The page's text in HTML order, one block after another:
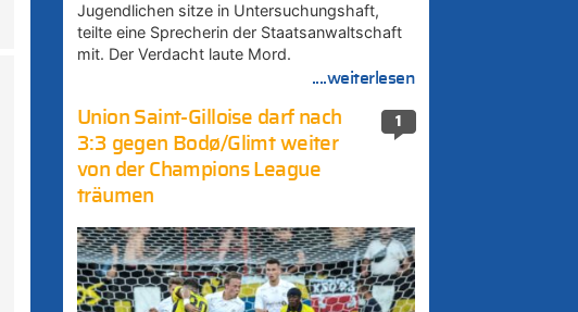
Jugendlichen sitze in Untersuchungshaft,
teilte eine Sprecherin der Staatsanwaltschaft
mit. Der Verdacht laute Mord.
....weiterlesen
1
Union Saint-Gilloise darf nach
3:3 gegen Bodø/Glimt weiter
von der Champions League
träumen